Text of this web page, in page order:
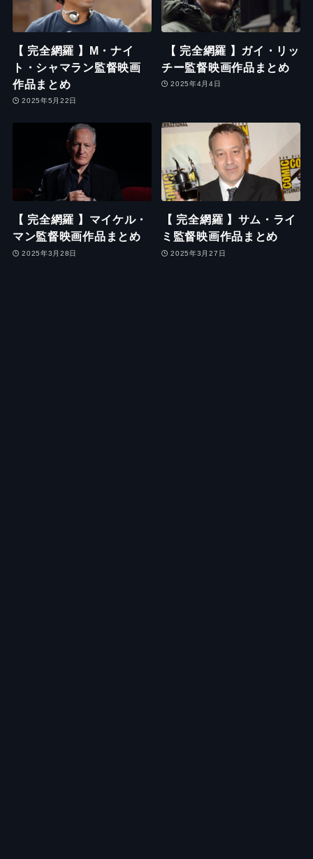
【 完全網羅 】M・ナイ
ト・シャマラン監督映画
作品まとめ
2025年5月22日
【 完全網羅 】ガイ・リッ
チー監督映画作品まとめ
2025年4月4日
【 完全網羅 】マイケル・
マン監督映画作品まとめ
2025年3月28日
【 完全網羅 】サム・ライ
ミ監督映画作品まとめ
2025年3月27日